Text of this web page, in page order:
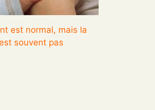
est normal, mais la
souvent pas